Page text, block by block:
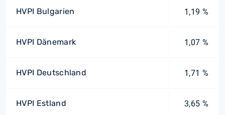
HVPI Bulgarien 1,19 %
HVPI Dänemark 1,07 %
HVPI Deutschland 1,71 %
HVPI Estland 3,65 %